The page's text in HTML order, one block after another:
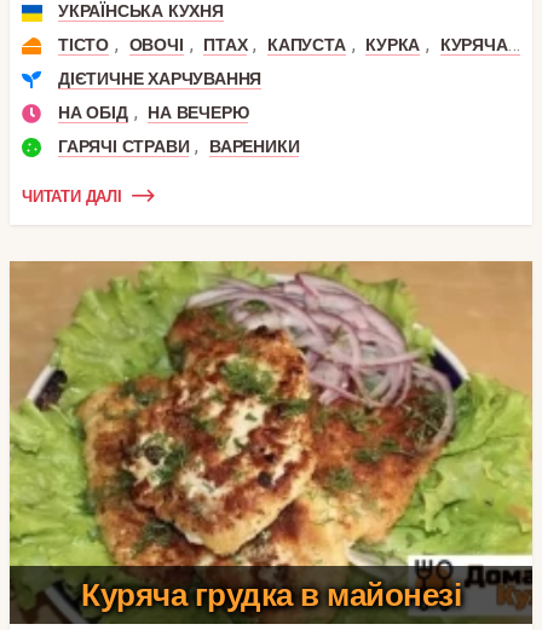
УКРАЇНСЬКА КУХНЯ
ТІСТО , ОВОЧІ , ПТАХ , КАПУСТА , КУРКА ,
КУРЯЧА ГРУДКА
ДІЄТИЧНЕ ХАРЧУВАННЯ
НА ОБІД ,
НА ВЕЧЕРЮ
ГАРЯЧІ СТРАВИ , ВАРЕНИКИ
ЧИТАТИ ДАЛІ
Куряча грудка в майонезі